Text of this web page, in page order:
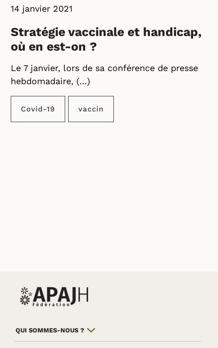
14 janvier 2021
Stratégie vaccinale et handicap,
où en est-on ?
Le 7 janvier, lors de sa conférence de presse
hebdomadaire, (…)
Covid-19 vaccin
QUI SOMMES-NOUS ?